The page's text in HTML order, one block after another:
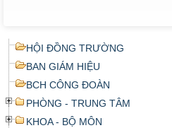
HỘI ĐỒNG TRƯỜNG
BAN GIÁM HIỆU
BCH CÔNG ĐOÀN
PHÒNG - TRUNG TÂM
KHOA - BỘ MÔN